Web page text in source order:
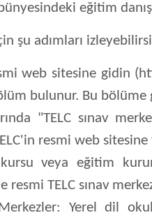
bünyesindeki eğitim
şu adımları
web sitesine gidin
bulunur. Bu
"TELC sınav
resmi web
veya eğitim
TELC sınav
Yerel dil